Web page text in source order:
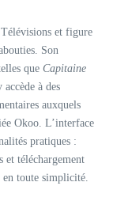
et figure
Son
que Capitaine
accède à des
auxquels
Okoo. L’interface
pratiques :
et téléchargement
en toute simplicité.